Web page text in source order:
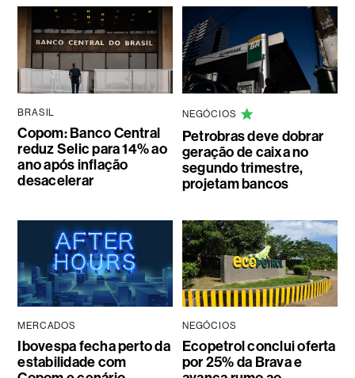
BRASIL
Copom: Banco Central
reduz Selic para 14% ao
ano após inflação
desacelerar
NEGÓCIOS
Petrobras deve dobrar
geração de caixa no
segundo trimestre,
projetam bancos
MERCADOS
Ibovespa fecha perto da
estabilidade com
NEGÓCIOS
Ecopetrol conclui oferta
por 25% da Brava e